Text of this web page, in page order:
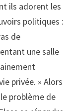
ils adorent les
politiques :
de
une salle
privée. » Alors
problème de